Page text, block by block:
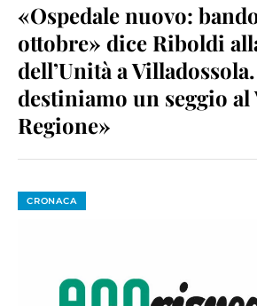
«Ospedale nuovo:
ottobre» dice Riboldi
dell’Unità a
destiniamo un seggio al
Regione»
CRONACA